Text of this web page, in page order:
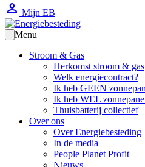
Hoofdnavigatie
Mijn EB
Menu
Stroom & Gas
Herkomst stroom & gas
Welk energiecontract?
Ik heb GEEN
Ik heb WEL
Thuisbatterij collectief
Over ons
Over Energiebesteding
In de media
People Planet Profit
Nieuws